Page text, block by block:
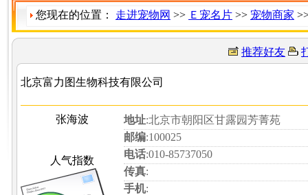
您现在的位置： 走进宠物网 >> Ｅ宠名片 >> 宠物商家
推荐好友
北京富力图生物科技有限公司
张海波
人气指数
地址:北京市朝阳区甘露园芳菁苑
邮编:100025
电话:010-85737050
传真:
手机: